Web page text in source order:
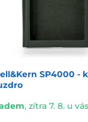
SP4000 -
, zítra 7. 8. u vás